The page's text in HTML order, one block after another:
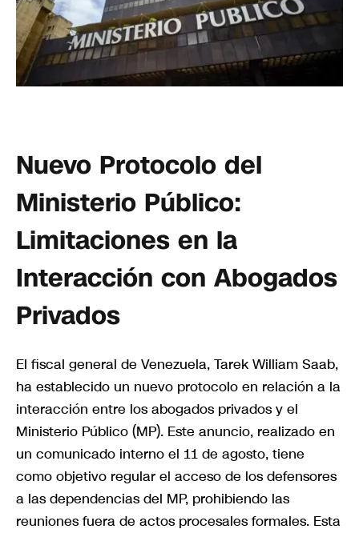
Nuevo Protocolo del
Ministerio Público:
Limitaciones en la
Interacción con Abogados
Privados
El fiscal general de Venezuela, Tarek William Saab,
ha establecido un nuevo protocolo en relación a la
interacción entre los abogados privados y el
Ministerio Público (MP). Este anuncio, realizado en
un comunicado interno el 11 de agosto, tiene
como objetivo regular el acceso de los defensores
a las dependencias del MP, prohibiendo las
reuniones fuera de actos procesales formales. Esta